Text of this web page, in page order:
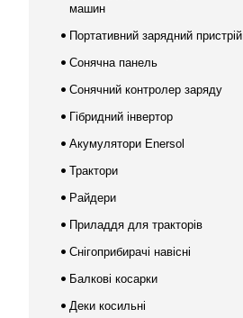
машин
Портативний зарядний пристрій
Сонячна панель
Сонячний контролер заряду
Гібридний інвертор
Акумулятори Enersol
Трактори
Райдери
Приладдя для тракторів
Снігоприбирачі навісні
Балкові косарки
Деки косильні